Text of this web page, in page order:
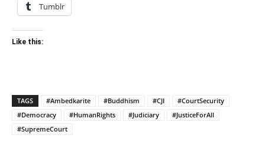
Tumblr
Like this:
TAGS #Ambedkarite #Buddhism #CJI
#CourtSecurity
#Democracy
#HumanRights #Judiciary
#JusticeForAll
#SupremeCourt